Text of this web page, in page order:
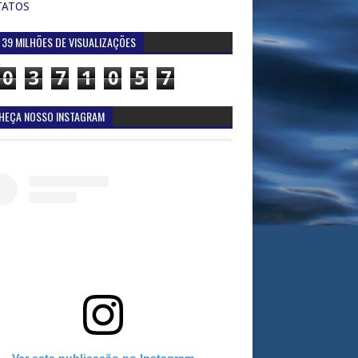
MILHÕES DE VISUALIZAÇÕES
0 3 7 1 0 5 7
NOSSO INSTAGRAM